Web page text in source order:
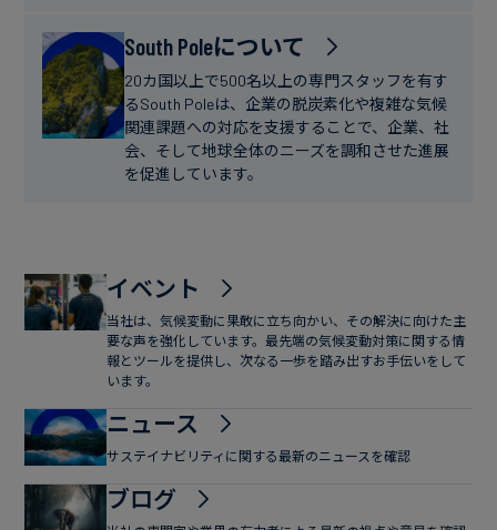
フ
ァ
イ
ナ
ン
ー
ス
South Poleについて
20カ国以上で500名以上の専門スタッフを有す
るSouth Poleは、企業の脱炭素化や複雑な気候
関連課題への対応を支援することで、企業、社
会、そして地球全体のニーズを調和させた進展
を促進しています。
イベント
当社は、気候変動に果敢に立ち向かい、その解決に向けた主
要な声を強化しています。最先端の気候変動対策に関する情
報とツールを提供し、次なる一歩を踏み出すお手伝いをして
います。
ニュース
サステイナビリティに関する最新のニュースを確認
ブログ